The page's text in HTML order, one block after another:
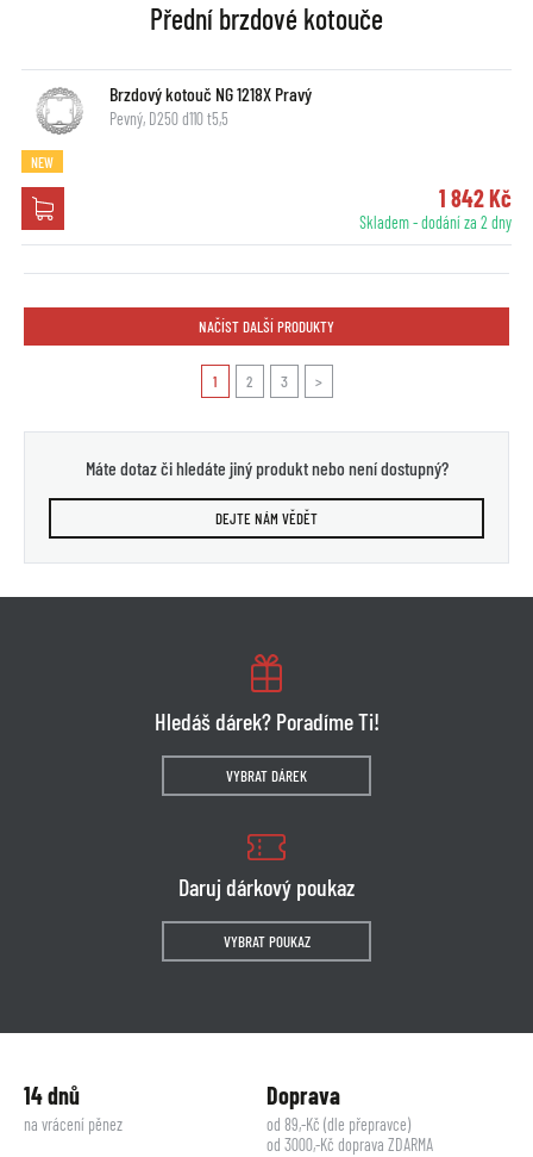
Přední brzdové kotouče
Brzdový kotouč NG 1218X Pravý
Pevný, D250 d110 t5,5
NEW
1 842 Kč
Skladem - dodání za 2 dny
NAČÍST DALŠÍ PRODUKTY
1 2 3 >
Máte dotaz či hledáte jiný produkt nebo není dostupný?
DEJTE NÁM VĚDĚT
Hledáš dárek? Poradíme Ti!
VYBRAT DÁREK
Daruj dárkový poukaz
VYBRAT POUKAZ
14 dnů
na vrácení pěnez
Doprava
od 89,-Kč (dle přepravce)
od 3000,-Kč doprava ZDARMA